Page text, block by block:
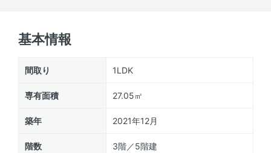
基本情報
間取り 1LDK
専有面積 27.05㎡
築年 2021年12月
階数 3階／5階建